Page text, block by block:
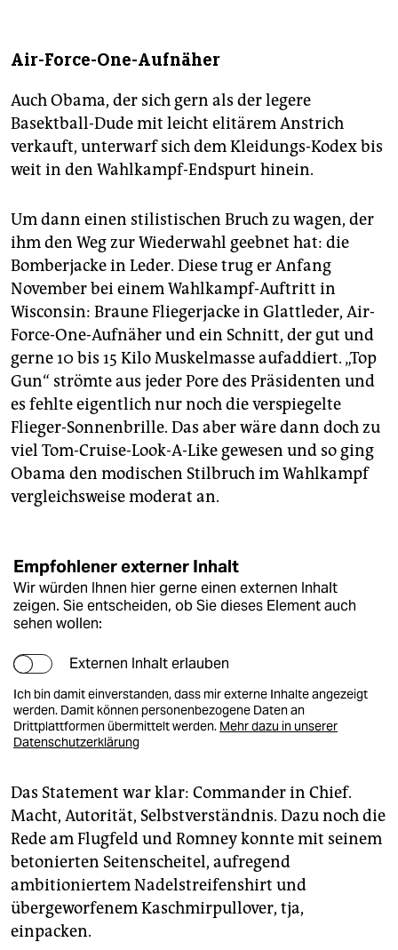
Air-Force-One-Aufnäher
Auch Obama, der sich gern als der legere
Basektball-Dude mit leicht elitärem Anstrich
verkauft, unterwarf sich dem Kleidungs-Kodex bis
weit in den Wahlkampf-Endspurt hinein.
Um dann einen stilistischen Bruch zu wagen, der
ihm den Weg zur Wiederwahl geebnet hat: die
Bomberjacke in Leder. Diese trug er Anfang
November bei einem Wahlkampf-Auftritt in
Wisconsin: Braune Fliegerjacke in Glattleder, Air-
Force-One-Aufnäher und ein Schnitt, der gut und
gerne 10 bis 15 Kilo Muskelmasse aufaddiert. „Top
Gun“ strömte aus jeder Pore des Präsidenten und
es fehlte eigentlich nur noch die verspiegelte
Flieger-Sonnenbrille. Das aber wäre dann doch zu
viel Tom-Cruise-Look-A-Like gewesen und so ging
Obama den modischen Stilbruch im Wahlkampf
vergleichsweise moderat an.
Empfohlener externer Inhalt
Wir würden Ihnen hier gerne einen externen Inhalt
zeigen. Sie entscheiden, ob Sie dieses Element auch
sehen wollen:
Externen Inhalt erlauben
Ich bin damit einverstanden, dass mir externe Inhalte angezeigt
werden. Damit können personenbezogene Daten an
Drittplattformen übermittelt werden. Mehr dazu in unserer
Datenschutzerklärung
Das Statement war klar: Commander in Chief.
Macht, Autorität, Selbstverständnis. Dazu noch die
Rede am Flugfeld und Romney konnte mit seinem
betonierten Seitenscheitel, aufregend
ambitioniertem Nadelstreifenshirt und
übergeworfenem Kaschmirpullover, tja,
einpacken.